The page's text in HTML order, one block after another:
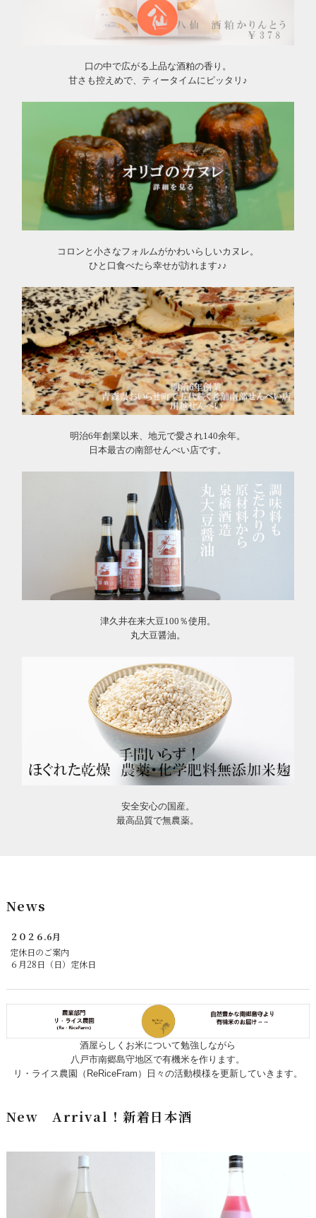
口の中で広がる上品な酒粕の香り。
甘さも控えめで、ティータイムにピッタリ♪
コロンと小さなフォルムがかわいらしいカヌレ。
ひと口食べたら幸せが訪れます♪♪
明治6年創業以来、地元で愛され140余年。
日本最古の南部せんべい店です。
津久井在来大豆100％使用。
丸大豆醤油。
安全安心の国産。
最高品質で無農薬。
News
２０２６.6月
定休日のご案内
６月28日（日）定休日
酒屋らしくお米について勉強しながら
八戸市南郷島守地区で有機米を作ります。
リ・ライス農園（ReRiceFram）日々の活動模様を更新していきます。
New Arrival！新着日本酒